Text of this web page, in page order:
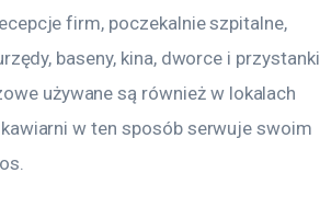
firm, poczekalnie szpitalne,
baseny, kina, dworce i przystanki
używane są również w lokalach
w ten sposób serwuje swoim